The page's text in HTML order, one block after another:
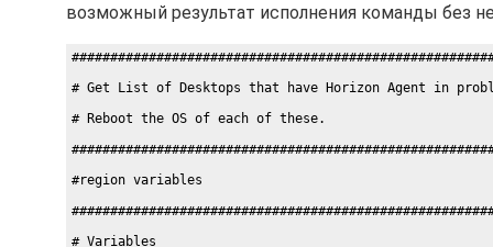
возможный результат исполнения команды без
# Get List of Desktops that have Horizon Agent in
# Reboot the OS of each of these.
#region variables
# Variables